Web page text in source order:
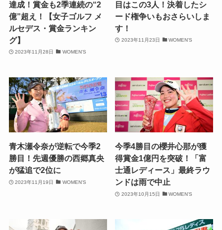
達成！賞金も2季連続の“2
億”超え！【女子ゴルフ メ
ルセデス・賞金ランキン
グ】
2023年11月28日 WOMEN'S
目はこの3人！決着したシ
ード権争いもおさらいしま
す！
2023年11月23日 WOMEN'S
青木瀬令奈が逆転で今季2
勝目！先週優勝の西郷真央
が猛追で2位に
2023年11月19日 WOMEN'S
今季4勝目の櫻井心那が獲
得賞金1億円を突破！「富
士通レディース」最終ラウ
ンドは雨で中止
2023年10月15日 WOMEN'S